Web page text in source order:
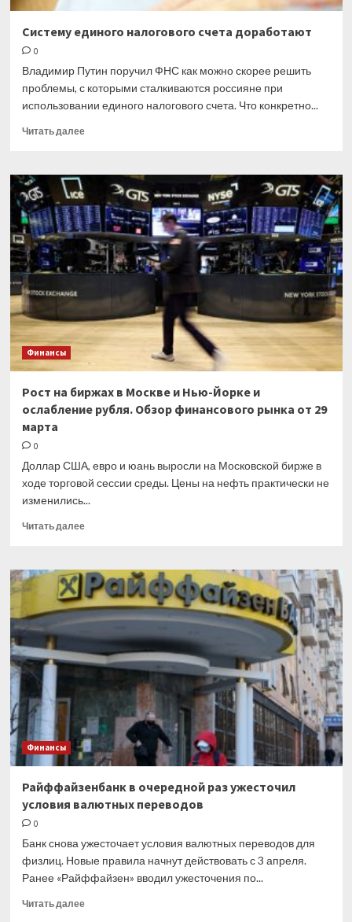
Систему единого налогового счета доработают
0
Владимир Путин поручил ФНС как можно скорее решить
проблемы, с которыми сталкиваются россияне при
использовании единого налогового счета. Что конкретно...
Читать далееПрочитать
Систему
единого
налогового
счета
доработают
Финансы
Рост на биржах в Москве и Нью-Йорке и
ослабление рубля. Обзор финансового рынка от 29
марта
0
Доллар США, евро и юань выросли на Московской бирже в
ходе торговой сессии среды. Цены на нефть практически не
изменились...
Читать далееПрочитать
Рост
на
биржах
в
Нью-
ослабление
рубля.
Обзор
финансового
рынка
29
марта
Финансы
Райффайзенбанк в очередной раз ужесточил
условия валютных переводов
0
Банк снова ужесточает условия валютных переводов для
физлиц. Новые правила начнут действовать с 3 апреля.
Ранее «Райффайзен» вводил ужесточения по...
Читать далееПрочитать